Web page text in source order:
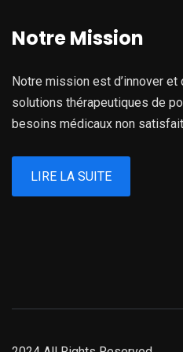
Notre Mission
Notre mission est d’innover
solutions thérapeutiques de
besoins médicaux non
LIRE LA SUITE